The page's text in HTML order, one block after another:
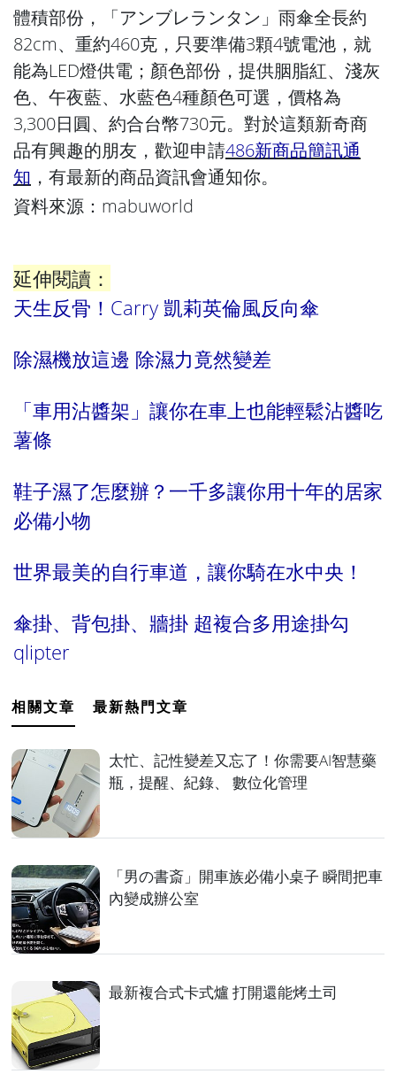
體積部份，「アンブレランタン」雨傘全長約
82cm、重約460克，只要準備3顆4號電池，就
能為LED燈供電；顏色部份，提供胭脂紅、淺灰
色、午夜藍、水藍色4種顏色可選，價格為
3,300日圓、約合台幣730元。對於這類新奇商
品有興趣的朋友，歡迎申請486新商品簡訊通
知 ，有最新的商品資訊會通知你。
資料來源： mabuworld
延伸閱讀：
天生反骨！Carry 凱莉英倫風反向傘
除濕機放這邊 除濕力竟然變差
「車用沾醬架」讓你在車上也能輕鬆沾醬吃
薯條
鞋子濕了怎麼辦？一千多讓你用十年的居家
必備小物
世界最美的自行車道，讓你騎在水中央！
傘掛、背包掛、牆掛 超複合多用途掛勾
qlipter
相關文章 最新熱門文章
太忙、記性變差又忘了！你需要AI智慧藥
瓶，提醒、紀錄、 數位化管理
「男の書斎」開車族必備小桌子 瞬間把車
內變成辦公室
最新複合式卡式爐 打開還能烤土司